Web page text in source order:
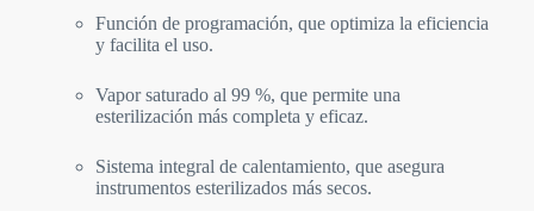
Función de programación, que optimiza la eficiencia
y facilita el uso.
Vapor saturado al 99 %, que permite una
esterilización más completa y eficaz.
Sistema integral de calentamiento, que asegura
instrumentos esterilizados más secos.